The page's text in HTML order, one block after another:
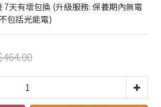
7天有壞包換 (升級服務: 保養期內無電
包括光能電)